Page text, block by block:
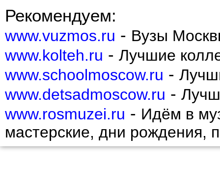
Рекомендуем:
www.vuzmos.ru - Вузы
www.kolteh.ru - Лучшие
www.schoolmoscow.ru -
www.detsadmoscow.ru -
www.rosmuzei.ru - Идём в
мастерские, дни рождения,